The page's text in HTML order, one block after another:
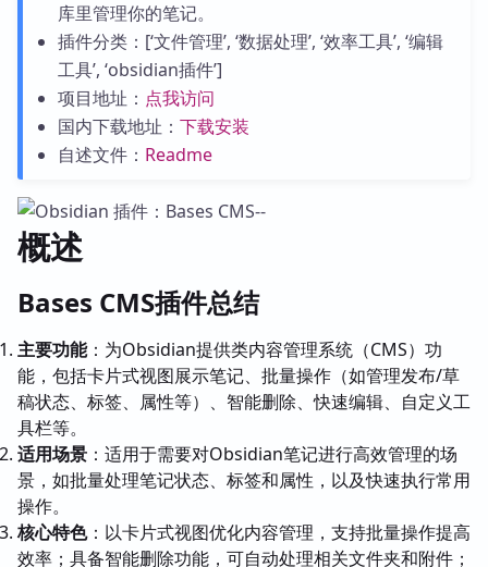
库里管理你的笔记。
插件分类：[‘文件管理’, ‘数据处理’, ‘效率工具’, ‘编辑
工具’, ‘obsidian插件’]
项目地址： 点我访问
国内下载地址： 下载安装
自述文件： Readme
概述
Bases CMS插件总结
主要功能：为Obsidian提供类内容管理系统（CMS）功
能，包括卡片式视图展示笔记、批量操作（如管理发布/草
稿状态、标签、属性等）、智能删除、快速编辑、自定义工
具栏等。
适用场景 ：适用于需要对Obsidian笔记进行高效管理的场
景，如批量处理笔记状态、标签和属性，以及快速执行常用
操作。
核心特色：以卡片式视图优化内容管理，支持批量操作提高
效率；具备智能删除功能，可自动处理相关文件夹和附件；